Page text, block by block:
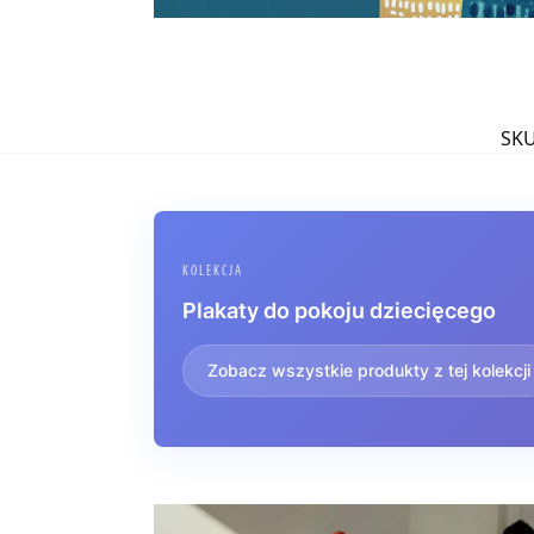
KOLEKCJA
Plakaty do pokoju dziecięcego
Zobacz wszystkie produkty z tej kolekcji